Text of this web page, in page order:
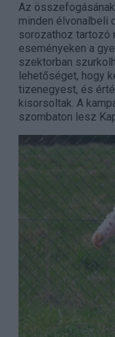
Az
minden élvonalbeli
sorozathoz tartozó
eseményeken a
szektorban
lehetőséget, hogy
tizenegyest, és
kisorsoltak. A
szombaton lesz